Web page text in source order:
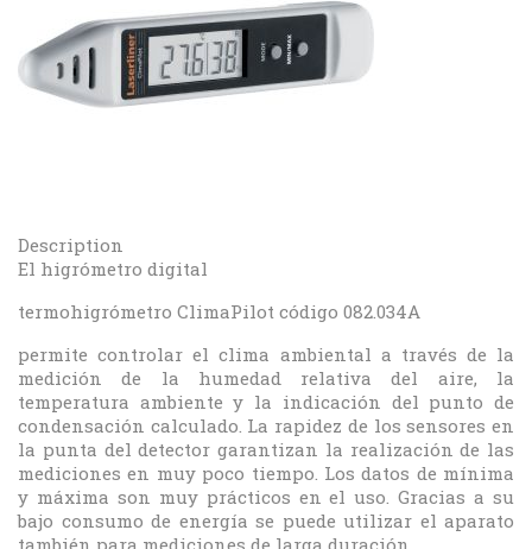
Description
El higrómetro digital
termohigrómetro ClimaPilot código 082.034A
permite controlar el clima ambiental a través de la
medición de la humedad relativa del aire, la
temperatura ambiente y la indicación del punto de
condensación calculado. La rapidez de los sensores en
la punta del detector garantizan la realización de las
mediciones en muy poco tiempo. Los datos de mínima
y máxima son muy prácticos en el uso. Gracias a su
bajo consumo de energía se puede utilizar el aparato
también para mediciones de larga duración.